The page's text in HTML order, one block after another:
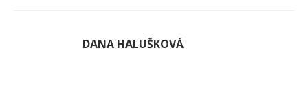
DANA HALUŠKOVÁ